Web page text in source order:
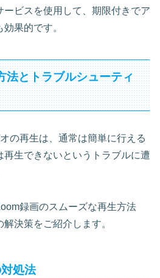
ービスを使用して、期限付きでア
果的です。
法とトラブルシューティ
の再生は、通常は簡単に行える
再生できないというトラブルに遭
録画のスムーズな再生方法
決策をご紹介します。
処法